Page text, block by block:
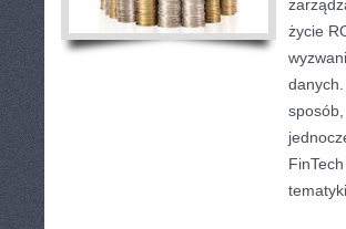
życie
sposób,